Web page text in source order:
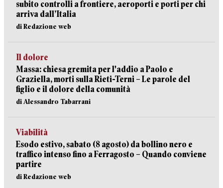
subito controlli a frontiere, aeroporti e porti per chi
arriva dall’Italia
di Redazione web
Il dolore
Massa: chiesa gremita per l'addio a Paolo e
Graziella, morti sulla Rieti-Terni – Le parole del
figlio e il dolore della comunità
di Alessandro Tabarrani
Viabilità
Esodo estivo, sabato (8 agosto) da bollino nero e
traffico intenso fino a Ferragosto – Quando conviene
partire
di Redazione web